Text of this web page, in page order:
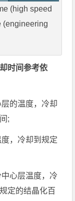
(high speed
(engineering
时间参考依
的温度，冷却
;
，冷却到规定
心层温度，冷
定的结晶化百